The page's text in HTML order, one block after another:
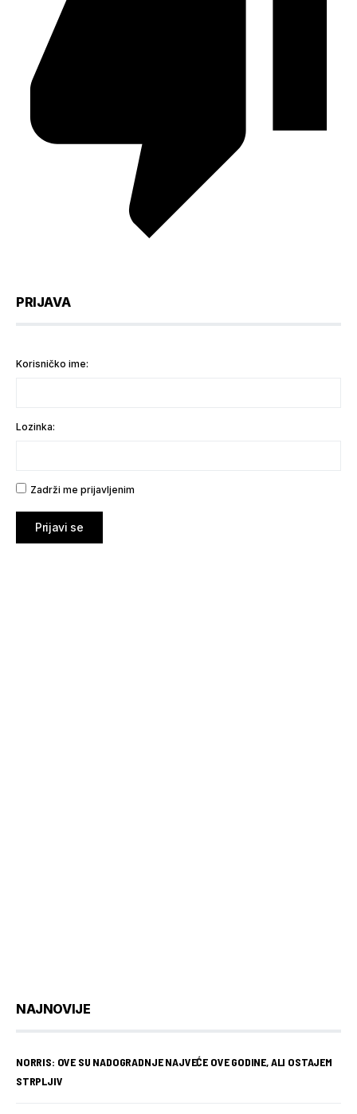
PRIJAVA
Korisničko ime:
Lozinka:
Zadrži me prijavljenim
Prijavi se
NAJNOVIJE
NORRIS: OVE SU NADOGRADNJE NAJVEĆE OVE GODINE, ALI OSTAJEM
STRPLJIV